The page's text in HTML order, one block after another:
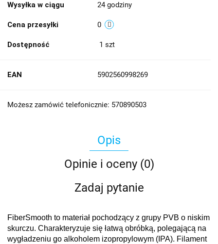
Wysyłka w ciągu 24 godziny
Cena przesyłki 0
Dostępność 1 szt
EAN 5902560998269
Możesz zamówić telefonicznie: 570890503
Opis
Opinie i oceny (0)
Zadaj pytanie
FiberSmooth to materiał pochodzący z grupy PVB o niskim
skurczu. Charakteryzuje się łatwą obróbką, polegającą na
wygładzeniu go alkoholem izopropylowym (IPA). Filament